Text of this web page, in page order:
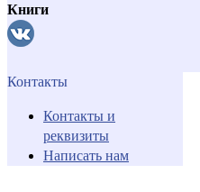
Книги
Контакты
Контакты и
реквизиты
Написать нам